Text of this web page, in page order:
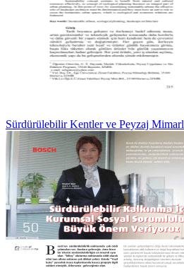
Sürdürülebilir Kentler ve Peyzaj